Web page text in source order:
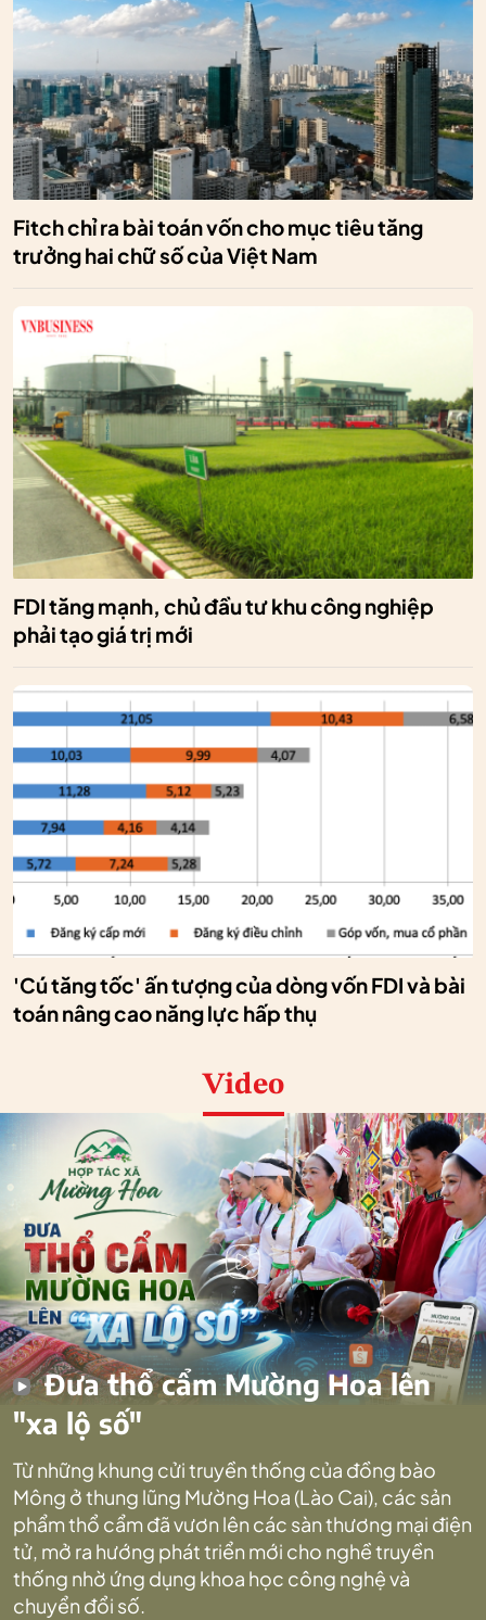
Fitch chỉ ra bài toán vốn cho mục tiêu tăng
trưởng hai chữ số của Việt Nam
FDI tăng mạnh, chủ đầu tư khu công nghiệp
phải tạo giá trị mới
'Cú tăng tốc' ấn tượng của dòng vốn FDI và bài
toán nâng cao năng lực hấp thụ
Video
Đưa thổ cẩm Mường Hoa lên
"xa lộ số"
Từ những khung cửi truyền thống của đồng bào
Mông ở thung lũng Mường Hoa (Lào Cai), các sản
phẩm thổ cẩm đã vươn lên các sàn thương mại điện
tử, mở ra hướng phát triển mới cho nghề truyền
thống nhờ ứng dụng khoa học công nghệ và
chuyển đổi số.